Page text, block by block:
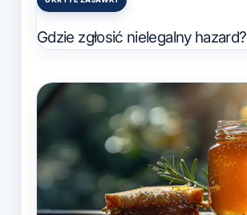
Posted
Gdzie zgłosić nielegalny hazard?